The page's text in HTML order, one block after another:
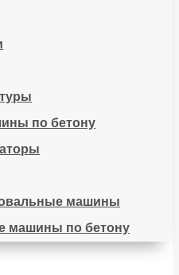
по бетону
машины
машины по бетону